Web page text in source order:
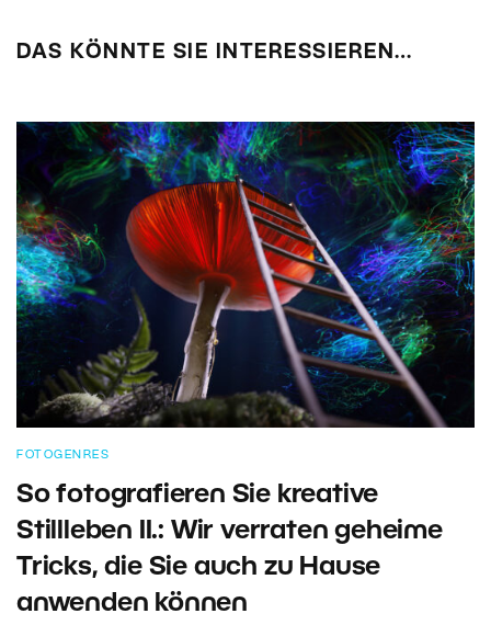
DAS KÖNNTE SIE INTERESSIEREN…
FOTOGENRES
So fotografieren Sie kreative
Stillleben II.: Wir verraten geheime
Tricks, die Sie auch zu Hause
anwenden können